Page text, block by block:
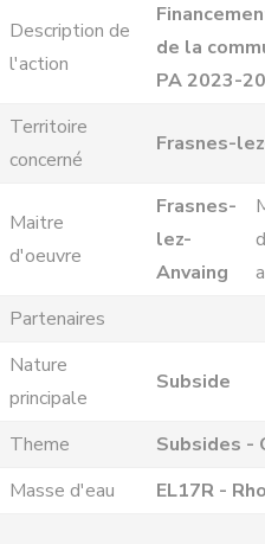
Description de
l'action
de la
PA 2023-
Territoire
concerné
Frasnes-
Maitre
d'oeuvre
Frasnes-
lez-
Anvaing
Partenaires
Nature
principale
Subside
Theme
Subsides -
Masse d'eau
EL17R -